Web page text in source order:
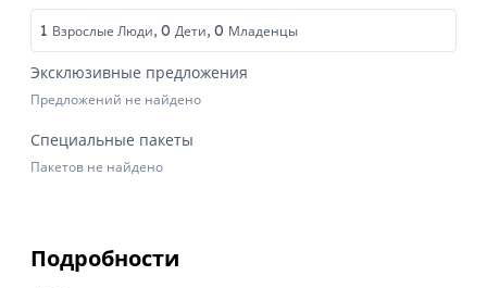
1 Взрослые Люди, 0 Дети, 0 Младенцы
Эксклюзивные предложения
Предложений не найдено
Специальные пакеты
Пакетов не найдено
Подробности